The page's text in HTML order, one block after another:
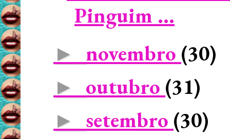
Pinguim ...
► novembro (30)
► outubro (31)
► setembro (30)